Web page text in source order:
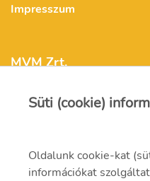
Impresszum
MVM Zrt.
1031 Budapest,
Szentendrei út 207-209.
Süti (cookie)
Oldalunk cookie-kat
információkat